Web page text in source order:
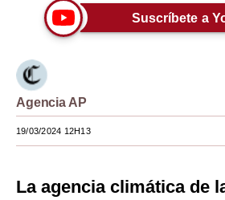
Lujo
Moda
Estilos
Mundo
Suscríbete a
Agencia AP
19/03/2024 12H13
La agencia climática de